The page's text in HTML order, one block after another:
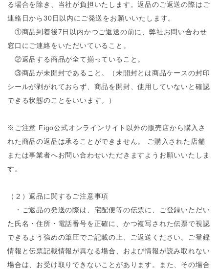
る場合を除き、当社が負担いたします。返品のご返送の際はご
連絡日から30日以内にご発送をお願いいたします。
①商品到着後7日以内かつご返送の前に、弊社お問い合わせ
窓口にご連絡をいただいていること。
②返品する商品が全て揃っていること。
③商品が未開封であること。（未開封とは商品ケースの封印
シールが剥がれておらず、商品を開封、使用していないと確認
できる状態のことをいいます。）
※ご注意 Figo公式オンラインサイト以外の販売店から購入さ
れた商品の返品は承ることができません。 ご購入された店舗
または事業者へお問い合わせいただきますようお願いいたしま
す。
（２）返品に関するご注意事項
・ご返品の発送の際は、宅配便等の伝票に、ご登録いただい
た氏名・住所・電話番号を正確に、かつ複写された伝票で視認
できるよう強めの筆圧でご記載の上、ご返送ください。ご登録
情報と伝票記載情報が異なる場合、および情報が読み取れない
場合は、お受け取りできないことがあります。また、その場合